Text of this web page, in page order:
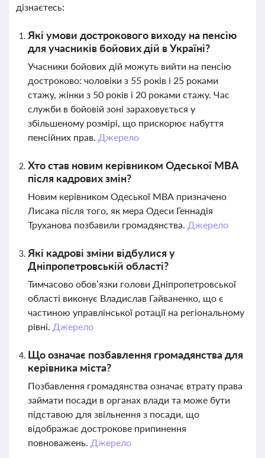
дізнаєтесь:
Які умови дострокового виходу на пенсію
для учасників бойових дій в Україні?
Учасники бойових дій можуть вийти на пенсію
достроково: чоловіки з 55 років і 25 роками
стажу, жінки з 50 років і 20 роками стажу. Час
служби в бойовій зоні зараховується у
збільшеному розмірі, що прискорює набуття
пенсійних прав. Джерело
Хто став новим керівником Одеської МВА
після кадрових змін?
Новим керівником Одеської МВА призначено
Лисака після того, як мера Одеси Геннадія
Труханова позбавили громадянства. Джерело
Які кадрові зміни відбулися у
Дніпропетровській області?
Тимчасово обов’язки голови Дніпропетровської
області виконує Владислав Гайваненко, що є
частиною управлінської ротації на регіональному
рівні. Джерело
Що означає позбавлення громадянства для
керівника міста?
Позбавлення громадянства означає втрату права
займати посади в органах влади та може бути
підставою для звільнення з посади, що
відображає дострокове припинення
повноважень. Джерело